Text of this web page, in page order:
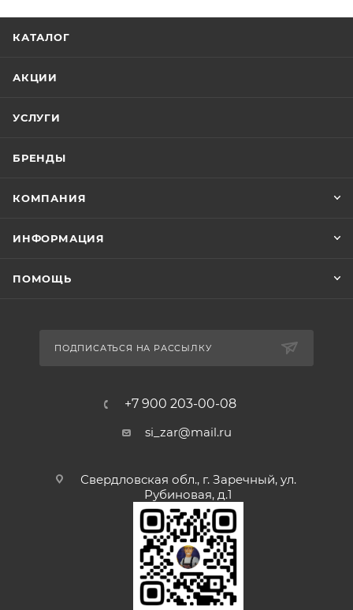
КАТАЛОГ
АКЦИИ
УСЛУГИ
БРЕНДЫ
КОМПАНИЯ
ИНФОРМАЦИЯ
ПОМОЩЬ
ПОДПИСАТЬСЯ НА РАССЫЛКУ
+7 900 203-00-08
si_zar@mail.ru
Свердловская обл., г. Заречный, ул.
Рубиновая, д.1